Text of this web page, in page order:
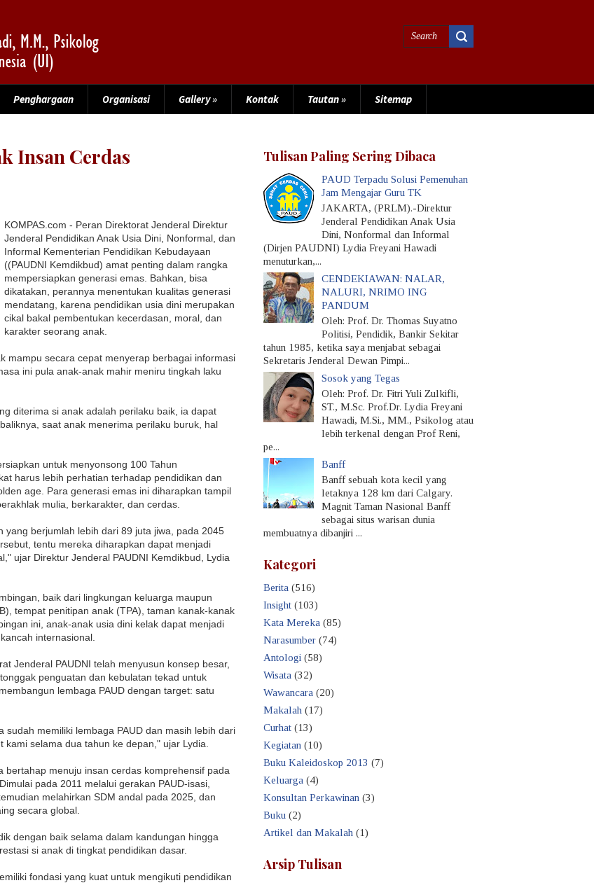
Penghargaan Organisasi Gallery» Kontak Tautan» Sitemap
Insan Cerdas
KOMPAS. com - Peran Direktorat Jenderal Direktur
Jenderal Pendidikan Anak Usia Dini, Nonformal, dan
Informal Kementerian Pendidikan Kebudayaan
((PAUDNI Kemdikbud) amat penting dalam rangka
mempersiapkan generasi emas. Bahkan, bisa
dikatakan, perannya menentukan kualitas generasi
mendatang, karena pendidikan usia dini merupakan
cikal bakal pembentukan kecerdasan, moral, dan
karakter seorang anak.
mampu secara cepat menyerap berbagai informasi
ini pula anak-anak mahir meniru tingkah laku
diterima si anak adalah perilaku baik, ia dapat
saat anak menerima perilaku buruk, hal
untuk menyonsong 100 Tahun
harus lebih perhatian terhadap pendidikan dan
age. Para generasi emas ini diharapkan tampil
mulia, berkarakter, dan cerdas.
berjumlah lebih dari 89 juta jiwa, pada 2045
tentu mereka diharapkan dapat menjadi
ujar Direktur Jenderal PAUDNI Kemdikbud, Lydia
baik dari lingkungan keluarga maupun
tempat penitipan anak (TPA), taman kanak-kanak
ini, anak-anak usia dini kelak dapat menjadi
internasional.
Jenderal PAUDNI telah menyusun konsep besar,
penguatan dan kebulatan tekad untuk
lembaga PAUD dengan target: satu
sudah memiliki lembaga PAUD dan masih lebih dari
selama dua tahun ke depan," ujar Lydia.
bertahap menuju insan cerdas komprehensif pada
pada 2011 melalui gerakan PAUD-isasi,
melahirkan SDM andal pada 2025, dan
secara global.
dengan baik selama dalam kandungan hingga
si anak di tingkat pendidikan dasar.
fondasi yang kuat untuk mengikuti pendidikan
Tulisan Paling Sering Dibaca
PAUD Terpadu Solusi Pemenuhan
Jam Mengajar Guru TK
JAKARTA, (PRLM).-Direktur
Jenderal Pendidikan Anak Usia
Dini, Nonformal dan Informal
(Dirjen PAUDNI) Lydia Freyani Hawadi
menuturkan,...
CENDEKIAWAN: NALAR,
NALURI, NRIMO ING
PANDUM
Oleh: Prof. Dr. Thomas Suyatno
Politisi, Pendidik, Bankir Sekitar
tahun 1985, ketika saya menjabat sebagai
Sekretaris Jenderal Dewan Pimpi...
Sosok yang Tegas
Oleh: Prof. Dr. Fitri Yuli Zulkifli,
ST., M.Sc. Prof.Dr. Lydia Freyani
Hawadi, M.Si., MM., Psikolog atau
lebih terkenal dengan Prof Reni,
pe...
Banff
Banff sebuah kota kecil yang
letaknya 128 km dari Calgary.
Magnit Taman Nasional Banff
sebagai situs warisan dunia
membuatnya dibanjiri ...
Kategori
Berita (516)
Insight (103)
Kata Mereka (85)
Narasumber (74)
Antologi (58)
Wisata (32)
Wawancara (20)
Makalah (17)
Curhat (13)
Kegiatan (10)
Buku Kaleidoskop 2013 (7)
Keluarga (4)
Konsultan Perkawinan (3)
Buku (2)
Artikel dan Makalah (1)
Arsip Tulisan